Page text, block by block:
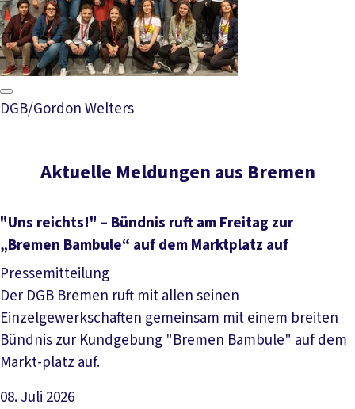
DGB/Gordon Welters
Aktuelle Meldungen aus Bremen
"Uns reichts!" – Bündnis ruft am Freitag zur
„Bremen Bambule“ auf dem Marktplatz auf
Pressemitteilung
Der DGB Bremen ruft mit allen seinen
Einzelgewerkschaften gemeinsam mit einem breiten
Bündnis zur Kundgebung "Bremen Bambule" auf dem
Markt-platz auf.
08. Juli 2026